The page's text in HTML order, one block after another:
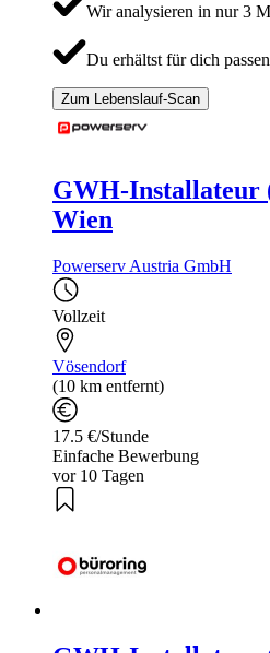
Wir analysieren in nur 3
Du erhältst für dich
Zum Lebenslauf-Scan
GWH-Installateur
Wien
Powerserv Austria GmbH
Vollzeit
Vösendorf
(10 km entfernt)
17.5 €/Stunde
Einfache Bewerbung
vor 10 Tagen